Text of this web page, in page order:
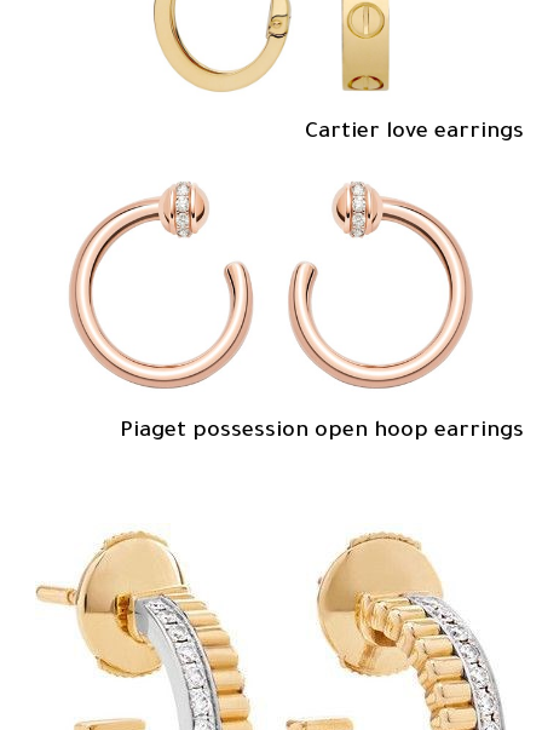
Cartier love earrings
Piaget possession open hoop earrings